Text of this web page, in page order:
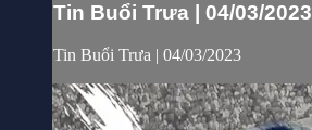
Tin Buổi Trưa | 04/03/2023
Tin Buổi Trưa | 04/03/2023